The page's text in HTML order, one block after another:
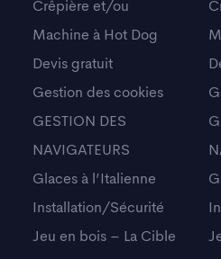
Crêpière et/ou
Machine à Hot Dog
Devis gratuit
Gestion des cookies
GESTION DES
NAVIGATEURS
Glaces à l’Italienne
Installation/Sécurité
Jeu en bois – La Cible